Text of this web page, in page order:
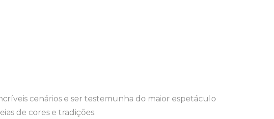
cenários e ser testemunha do maior espetáculo
de cores e tradições.